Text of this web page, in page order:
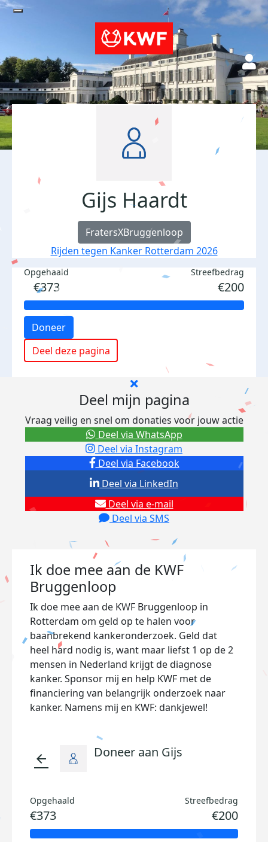
Gijs Haardt
FratersXBruggenloop
Rijden tegen Kanker Rotterdam 2026
Opgehaald
€373
Streefbedrag
€200
Doneer
Deel deze pagina
Deel mijn pagina
Vraag veilig en snel om donaties voor jouw actie
Deel via Facebook
Deel via Instagram
Deel via e-mail
Deel via SMS
Deel via LinkedIn
Deel via WhatsApp
Ik doe mee aan de KWF
Bruggenloop
Ik doe mee aan de KWF Bruggenloop in
Rotterdam om geld op te halen voor
baanbrekend kankeronderzoek. Geld dat
heel hard nodig is, want maar liefst 1 op de 2
mensen in Nederland krijgt de diagnose
kanker. Sponsor mij en help KWF met de
financiering van belangrijk onderzoek naar
kanker. Namens mij en KWF: dankjewel!
arrow_back Doneer aan Gijs
Opgehaald
€373
Streefbedrag
€200